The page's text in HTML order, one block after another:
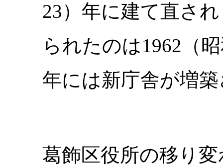
23）年に建て直さ
られたのは1962（
年には新庁舎が増
葛飾区役所の移り